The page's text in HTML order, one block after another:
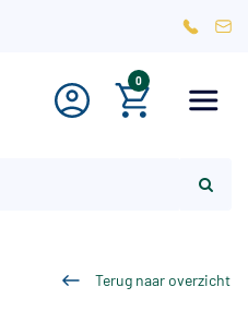
0
Terug naar overzicht